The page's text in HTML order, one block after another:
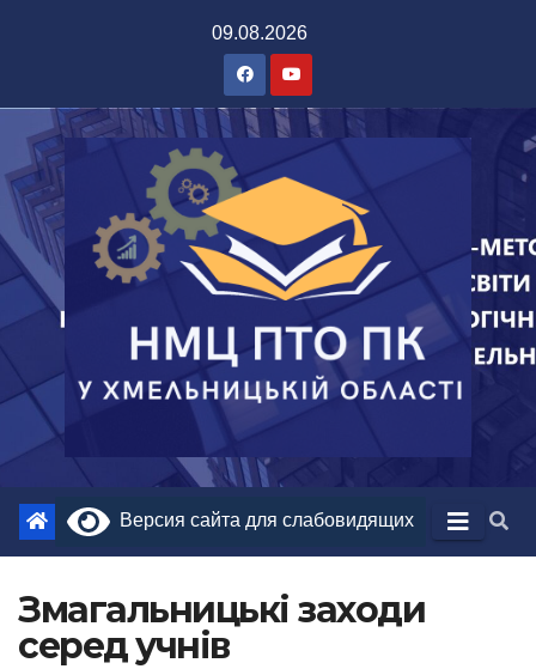
09.08.2026
Версия сайта для слабовидящих
Змагальницькі заходи
серед учнів